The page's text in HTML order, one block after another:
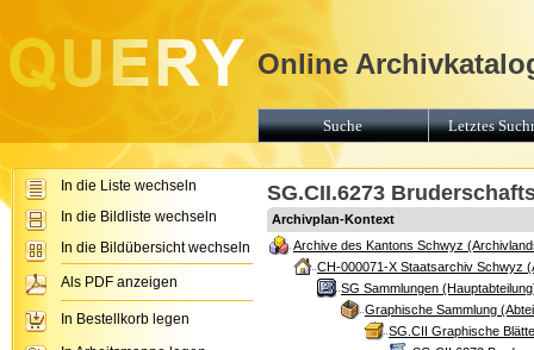
SG.CII.6273
Archivplan-Kontext
Archive des Kantons Schwyz
CH-000071-X Staatsarchiv Schwyz
SG Sammlungen
Graphische Sammlung
SG.CII Graphische
Online
Suche Letztes
In die Liste wechseln
In die Bildliste wechseln
In die Bildübersicht wechseln
Als PDF anzeigen
In Bestellkorb legen